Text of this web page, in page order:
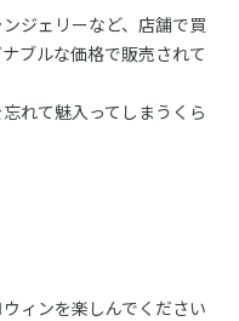
ジェリーなど、店舗で買
ブルな価格で販売されて
れて魅入ってしまうくら
ィンを楽しんでください